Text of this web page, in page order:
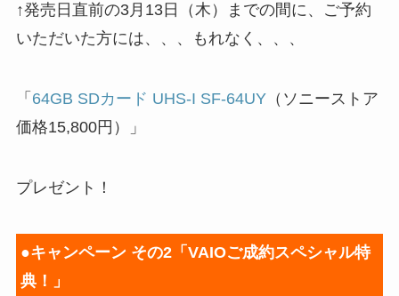
↑発売日直前の3月13日（木）までの間に、ご予約
いただいた方には、、、もれなく、、、
「 64GB SDカード UHS-I SF-64UY（ソニーストア
価格15,800円）」
プレゼント！
●キャンペーン その2「VAIOご成約スペシャル特
典！」